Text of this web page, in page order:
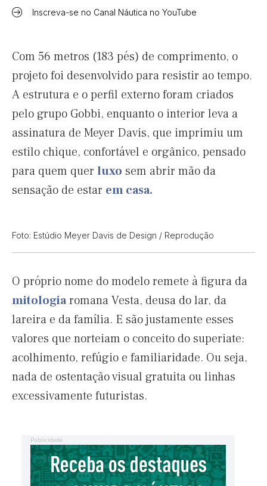
Inscreva-se no Canal Náutica no YouTube
Com 56 metros (183 pés) de comprimento, o
projeto foi desenvolvido para resistir ao tempo.
A estrutura e o perfil externo foram criados
pelo grupo Gobbi, enquanto o interior leva a
assinatura de Meyer Davis, que imprimiu um
estilo chique, confortável e orgânico, pensado
para quem quer luxo sem abrir mão da
sensação de estar em casa.
Foto: Estúdio Meyer Davis de Design / Reprodução
O próprio nome do modelo remete à figura da
mitologiaromana Vesta, deusa do lar, da
lareira e da família. E são justamente esses
valores que norteiam o conceito do superiate:
acolhimento, refúgio e familiaridade. Ou seja,
nada de ostentação visual gratuita ou linhas
excessivamente futuristas.
Publicidade